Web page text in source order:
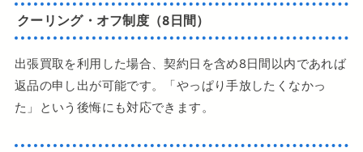
クーリング・オフ制度（8日間）
出張買取を利用した場合、契約日を含め8日間以内であれば
返品の申し出が可能です。「やっぱり手放したくなかっ
た」という後悔にも対応できます。